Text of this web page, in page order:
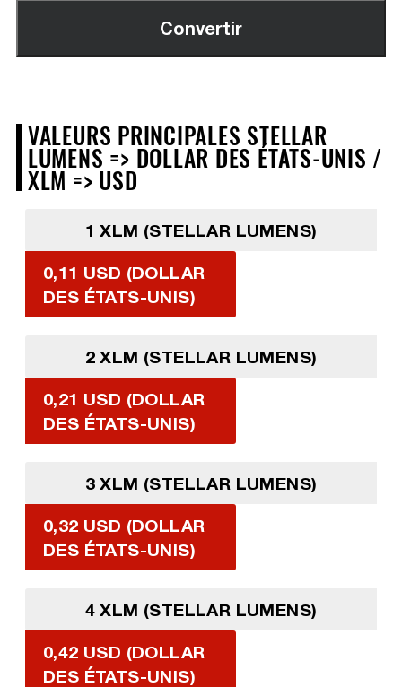
VALEURS PRINCIPALES STELLAR
LUMENS => DOLLAR DES ÉTATS-UNIS /
XLM => USD
1 XLM (STELLAR LUMENS)
0,11 USD (DOLLAR
DES ÉTATS-UNIS)
2 XLM (STELLAR LUMENS)
0,21 USD (DOLLAR
DES ÉTATS-UNIS)
3 XLM (STELLAR LUMENS)
0,32 USD (DOLLAR
DES ÉTATS-UNIS)
4 XLM (STELLAR LUMENS)
0,42 USD (DOLLAR
DES ÉTATS-UNIS)